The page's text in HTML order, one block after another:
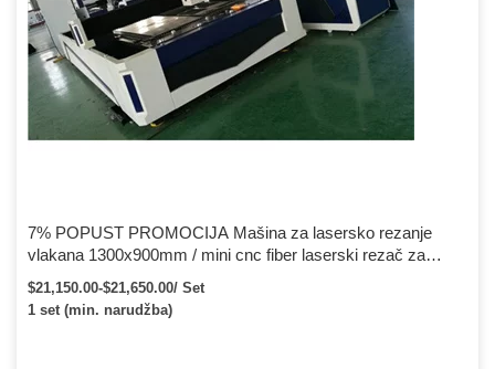
7% POPUST PROMOCIJA Mašina za lasersko rezanje
vlakana 1300x900mm / mini cnc fiber laserski rezač za
metalni lim
$21,150.00-$21,650.00/ Set
1 set (min. narudžba)